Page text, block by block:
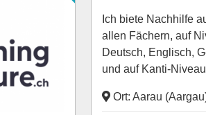
Ich biete Nachhilfe
allen Fächern, auf
Deutsch, Englisch,
und auf Kanti-
Ort: Aarau